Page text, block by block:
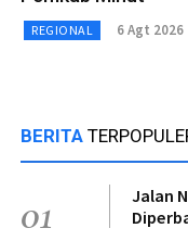
REGIONAL 6 Agt 2026
BERITA
01
Jalan